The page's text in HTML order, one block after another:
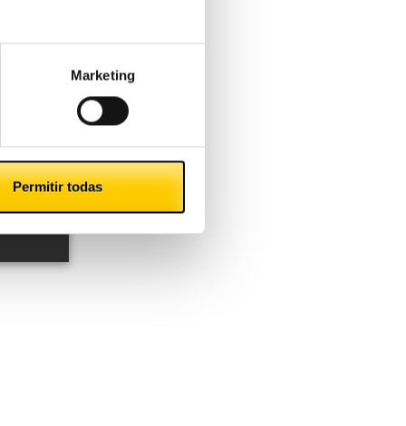
Marketing
Permitir todas